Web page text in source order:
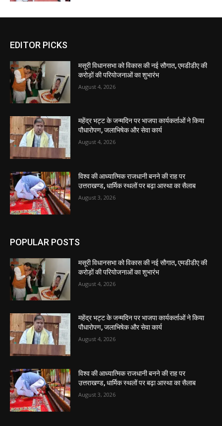
EDITOR PICKS
मसूरी विधानसभा को विकास की नई सौगात, एमडीडीए की
करोड़ों की परियोजनाओं का शुभारंभ
August 4, 2026
महेंद्र भट्ट के जन्मदिन पर भाजपा कार्यकर्ताओं ने किया
पौधारोपण, जलाभिषेक और सेवा कार्य
August 4, 2026
विश्व की आध्यात्मिक राजधानी बनने की राह पर
उत्तराखण्ड, धार्मिक स्थलों पर बढ़ा आस्था का सैलाब
August 3, 2026
POPULAR POSTS
मसूरी विधानसभा को विकास की नई सौगात, एमडीडीए की
करोड़ों की परियोजनाओं का शुभारंभ
August 4, 2026
महेंद्र भट्ट के जन्मदिन पर भाजपा कार्यकर्ताओं ने किया
पौधारोपण, जलाभिषेक और सेवा कार्य
August 4, 2026
विश्व की आध्यात्मिक राजधानी बनने की राह पर
उत्तराखण्ड, धार्मिक स्थलों पर बढ़ा आस्था का सैलाब
August 3, 2026